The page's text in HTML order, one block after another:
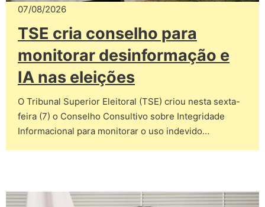
07/08/2026
TSE cria conselho para
monitorar desinformação e
IA nas eleições
O Tribunal Superior Eleitoral (TSE) criou nesta sexta-
feira (7) o Conselho Consultivo sobre Integridade
Informacional para monitorar o uso indevido…